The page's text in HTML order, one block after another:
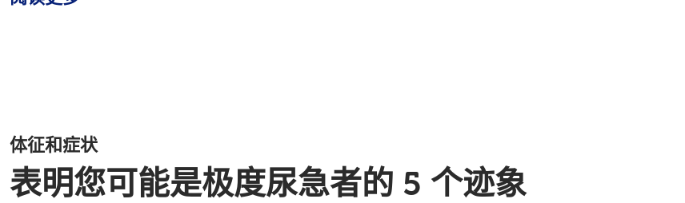
体征和症状
表明您可能是极度尿急者的 5 个迹象